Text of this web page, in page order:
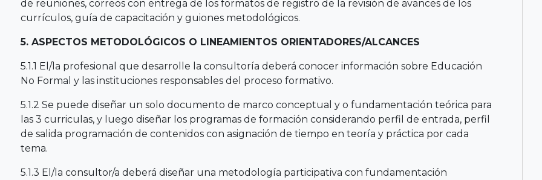
de reuniones, correos con entrega de los formatos de registro de la revisión de avances de los
currículos, guía de capacitación y guiones metodológicos.
5. ASPECTOS METODOLÓGICOS O LINEAMIENTOS ORIENTADORES/ALCANCES
5.1.1 El/la profesional que desarrolle la consultoría deberá conocer información sobre Educación
No Formal y las instituciones responsables del proceso formativo.
5.1.2 Se puede diseñar un solo documento de marco conceptual y o fundamentación teórica para
las 3 curriculas, y luego diseñar los programas de formación considerando perfil de entrada, perfil
de salida programación de contenidos con asignación de tiempo en teoría y práctica por cada
tema.
5.1.3 El/la consultor/a deberá diseñar una metodología participativa con fundamentación